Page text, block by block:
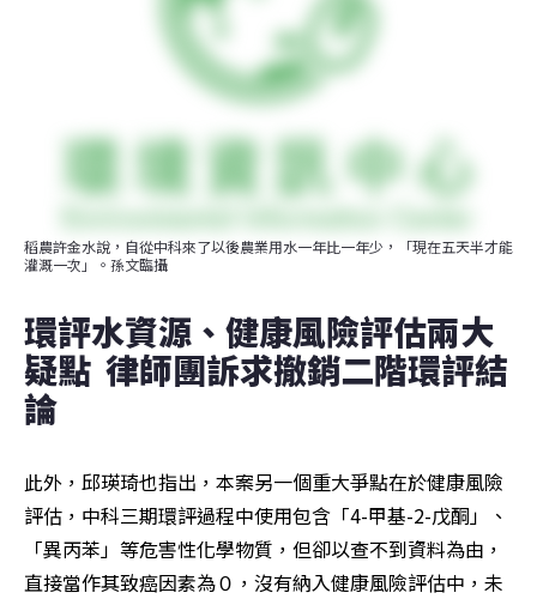
稻農許金水說，自從中科來了以後農業用水一年比一年少，「現在五天半才能
灌溉一次」。孫文臨攝
環評水資源、健康風險評估兩大
疑點  律師團訴求撤銷二階環評結
論
此外，邱瑛琦也指出，本案另一個重大爭點在於健康風險
評估，中科三期環評過程中使用包含「4-甲基-2-戊酮」、
「異丙苯」等危害性化學物質，但卻以查不到資料為由，
直接當作其致癌因素為０，沒有納入健康風險評估中，未